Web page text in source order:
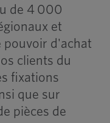
de 4 000
et
pouvoir d'achat
clients du
fixations
que sur
pièces de